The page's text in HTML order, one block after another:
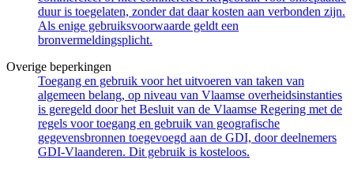
duur is toegelaten, zonder dat daar kosten aan verbonden zijn.
Als enige gebruiksvoorwaarde geldt een
bronvermeldingsplicht.
Overige beperkingen
Toegang en gebruik voor het uitvoeren van taken van
algemeen belang, op niveau van Vlaamse overheidsinstanties
is geregeld door het Besluit van de Vlaamse Regering met de
regels voor toegang en gebruik van geografische
gegevensbronnen toegevoegd aan de GDI, door deelnemers
GDI-Vlaanderen. Dit gebruik is kosteloos.